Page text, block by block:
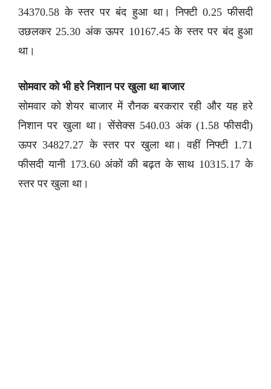
34370.58 के स्तर पर बंद हुआ था। निफ्टी 0.25 फीसदी
उछलकर 25.30 अंक ऊपर 10167.45 के स्तर पर बंद हुआ
था।
सोमवार को भी हरे निशान पर खुला था बाजार
सोमवार को शेयर बाजार में रौनक बरकरार रही और यह हरे
निशान पर खुला था। सेंसेक्स 540.03 अंक (1.58 फीसदी)
ऊपर 34827.27 के स्तर पर खुला था। वहीं निफ्टी 1.71
फीसदी यानी 173.60 अंकों की बढ़त के साथ 10315.17 के
स्तर पर खुला था।